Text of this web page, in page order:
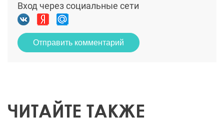
Вход через социальные сети
Отправить комментарий
ЧИТАЙТЕ ТАКЖЕ